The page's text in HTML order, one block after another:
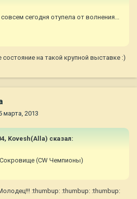
сегодня отупела от волнения...
на такой крупной выставке :)
марта, 2013
Kovesh(Alla) сказал:
(CW Чемпионы)
:thumbup: :thumbup: :thumbup: